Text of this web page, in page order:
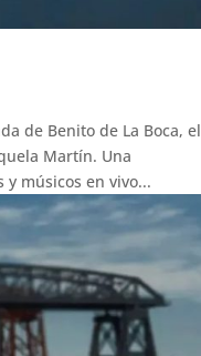
de Benito de La Boca, el
Martín. Una
músicos en vivo...